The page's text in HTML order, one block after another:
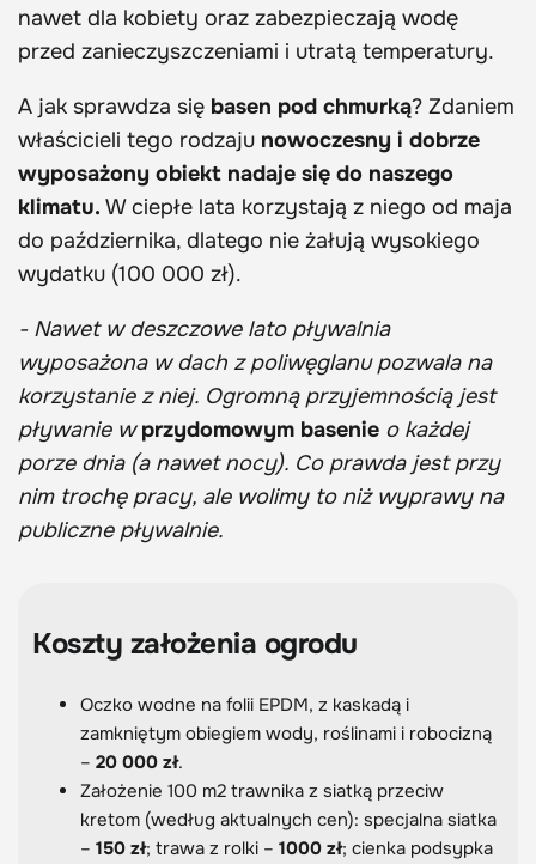
nawet dla kobiety oraz zabezpieczają wodę
przed zanieczyszczeniami i utratą temperatury.
A jak sprawdza się basen pod chmurką? Zdaniem
właścicieli tego rodzaju nowoczesny i dobrze
wyposażony obiekt nadaje się do naszego
klimatu. W ciepłe lata korzystają z niego od maja
do października, dlatego nie żałują wysokiego
wydatku (100 000 zł).
- Nawet w deszczowe lato pływalnia
wyposażona w dach z poliwęglanu pozwala na
korzystanie z niej. Ogromną przyjemnością jest
pływanie wprzydomowym basenie o każdej
porze dnia (a nawet nocy). Co prawda jest przy
nim trochę pracy, ale wolimy to niż wyprawy na
publiczne pływalnie.
Koszty założenia ogrodu
Oczko wodne na folii EPDM, z kaskadą i
zamkniętym obiegiem wody, roślinami i robocizną
– 20 000 zł.
Założenie 100 m2 trawnika z siatką przeciw
kretom (według aktualnych cen): specjalna siatka
– 150 zł; trawa z rolki – 1000 zł; cienka podsypka